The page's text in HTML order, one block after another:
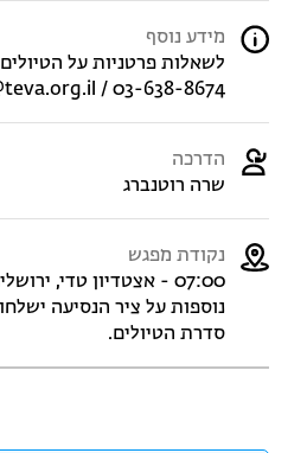
מידע נוסף
לשאלות פרטניות על
/ 03-638-8674
הדרכה
שרה רוטנברג
נקודת מפגש
07:00 - אצטדיון טדי,
נוספות על ציר הנסיעה
סדרת הטיולים.